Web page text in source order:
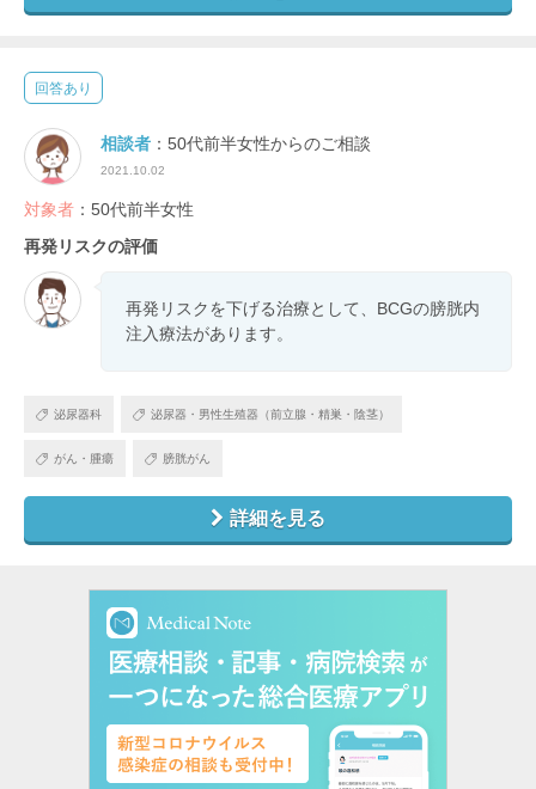
回答あり
相談者 ：50代前半女性からのご相談
2021.10.02
対象者 ：50代前半女性
再発リスクの評価
再発リスクを下げる治療として、BCGの膀胱内
注入療法があります。
泌尿器科 泌尿器・男性生殖器（前立腺・精巣・陰茎）
がん・腫瘍 膀胱がん
詳細を見る